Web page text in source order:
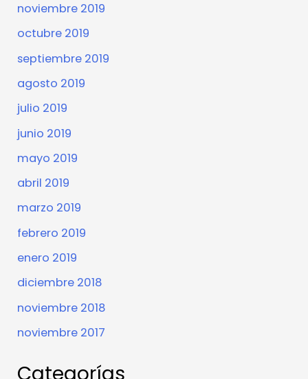
noviembre 2019
octubre 2019
septiembre 2019
agosto 2019
julio 2019
junio 2019
mayo 2019
abril 2019
marzo 2019
febrero 2019
enero 2019
diciembre 2018
noviembre 2018
noviembre 2017